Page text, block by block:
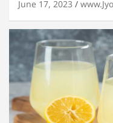
June 17, 2023